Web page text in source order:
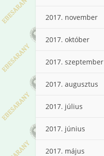
2017. november
2017. október
2017. szeptember
2017. augusztus
2017. július
2017. június
2017. május